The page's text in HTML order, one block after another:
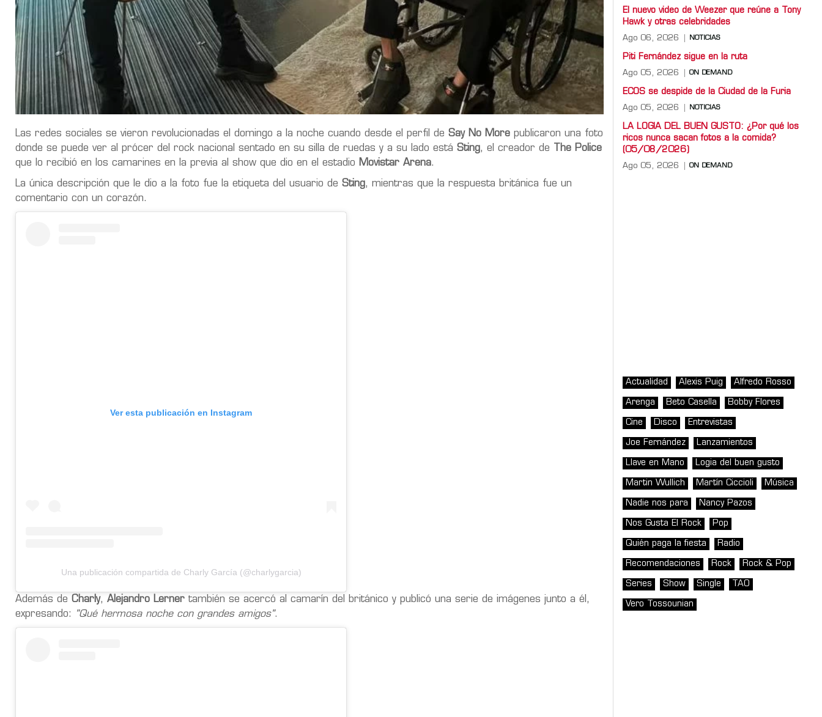
Las redes sociales se vieron revolucionadas el domingo a la noche cuando desde el perfil de Say No More publicaron una foto
donde se puede ver al prócer del rock nacional sentado en su silla de ruedas y a su lado está Sting, el creador de
The Police
que lo recibió en los camarines en la previa al show que dio en el estadio
Movistar Arena.
La única descripción que le dio a la foto fue la etiqueta del usuario de Sting, mientras que la respuesta británica fue un
comentario con un corazón.
Ver esta publicación en Instagram
Una publicación compartida de Charly García (@charlygarcia)
Además de Charly, Alejandro Lerner también se acercó al camarín del británico y publicó una serie de imágenes junto a él,
expresando:
"Qué hermosa noche con grandes amigos".
El nuevo video de Weezer que reúne a Tony
Hawk y otras celebridades
Ago 06, 2026 NOTICIAS
Piti Fernández sigue en la ruta
Ago 05, 2026 ON DEMAND
ECOS se despide de la Ciudad de la Furia
Ago 05, 2026 NOTICIAS
LA LOGIA DEL BUEN GUSTO: ¿Por qué los
ricos nunca sacan fotos a la comida?
(05/08/2026)
Ago 05, 2026 ON DEMAND
Actualidad Alexis Puig Alfredo Rosso
Arenga Beto Casella Bobby Flores
Cine Disco Entrevistas
Joe Fernández Lanzamientos
Llave en Mano Logia del buen gusto
Martin Wullich Martín Ciccioli Música
Nadie nos para Nancy Pazos
Nos Gusta El Rock Pop
Quién paga la fiesta Radio
Recomendaciones Rock Rock & Pop
Series Show Single TAO
Vero Tossounian